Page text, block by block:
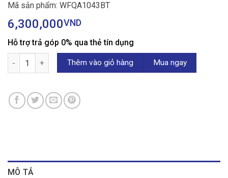
Mã sản phẩm: WFQA1043BT
6,300,000VND
Hỗ trợ trả góp 0% qua thẻ tín dụng
Máy giặt Hisense inverter 10.5kg WFQA1043BT số lượng
Thêm vào giỏ hàng Mua ngay
MÔ TẢ